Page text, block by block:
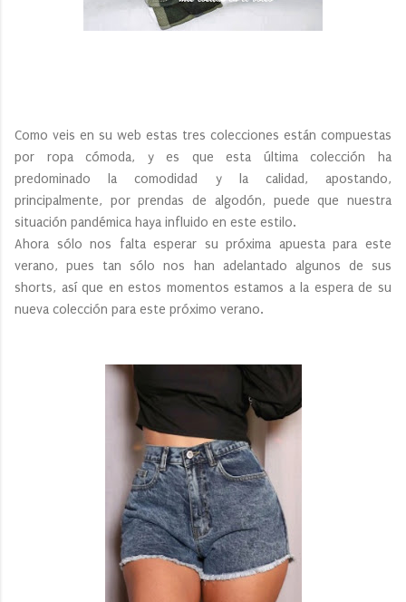
Como veis en su web estas tres colecciones están compuestas
por ropa cómoda, y es que esta última colección ha
predominado la comodidad y la calidad, apostando,
principalmente, por prendas de algodón, puede que nuestra
situación pandémica haya influido en este estilo.
Ahora sólo nos falta esperar su próxima apuesta para este
verano, pues tan sólo nos han adelantado algunos de sus
shorts, así que en estos momentos estamos a la espera de su
nueva colección para este próximo verano.